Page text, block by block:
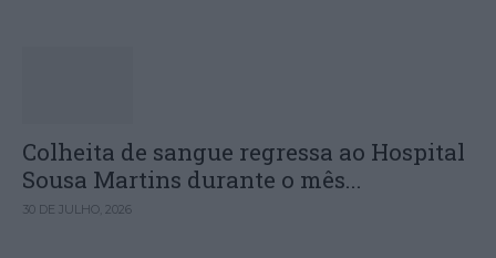
Colheita de sangue regressa ao Hospital
Sousa Martins durante o mês...
30 DE JULHO, 2026